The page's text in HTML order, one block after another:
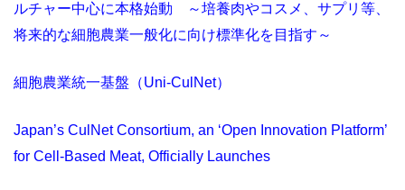
ルチャー中心に本格始動 ～培養肉やコスメ、サプリ等、
将来的な細胞農業一般化に向け標準化を目指す～
細胞農業統一基盤（Uni-CulNet）
Japan’s CulNet Consortium, an ‘Open Innovation Platform’
for Cell-Based Meat, Officially Launches